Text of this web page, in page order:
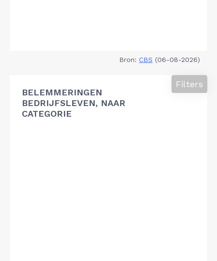
Bron: CBS (06-08-2026)
BELEMMERINGEN
BEDRIJFSLEVEN, NAAR
CATEGORIE
Filters